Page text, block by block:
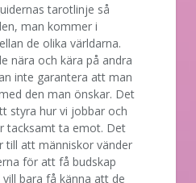
tarotlinje så
man kommer i
de olika världarna.
nära och kära på andra
inte garantera att man
den man önskar. Det
styra hur vi jobbar och
tacksamt ta emot. Det
till att människor vänder
för att få budskap
bara få känna att de